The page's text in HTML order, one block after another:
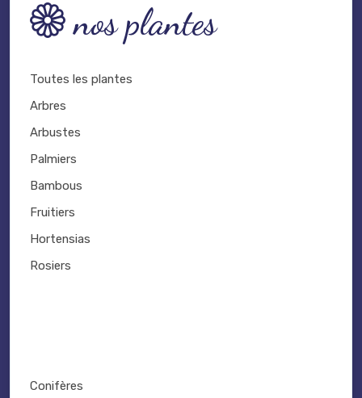
nos plantes
Toutes les plantes
Arbres
Arbustes
Palmiers
Bambous
Fruitiers
Hortensias
Rosiers
Conifères